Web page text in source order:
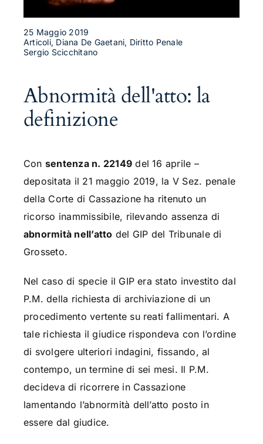
25 Maggio 2019
Articoli, Diana De Gaetani, Diritto Penale
Sergio Scicchitano
Abnormità dell'atto: la
definizione
Con sentenza n. 22149 del 16 aprile –
depositata il 21 maggio 2019, la V Sez. penale
della Corte di Cassazione ha ritenuto un
ricorso inammissibile, rilevando assenza di
abnormità nell’atto del GIP del Tribunale di
Grosseto.
Nel caso di specie il GIP era stato investito dal
P.M. della richiesta di archiviazione di un
procedimento vertente su reati fallimentari. A
tale richiesta il giudice rispondeva con l’ordine
di svolgere ulteriori indagini, fissando, al
contempo, un termine di sei mesi. Il P.M.
decideva di ricorrere in Cassazione
lamentando l’abnormità dell’atto posto in
essere dal giudice.